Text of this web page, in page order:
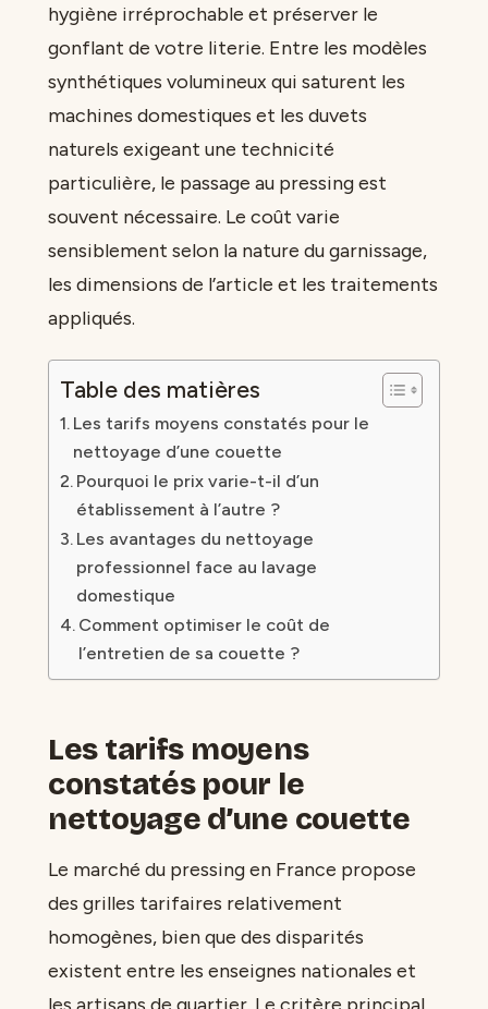
hygiène irréprochable et préserver le
gonflant de votre literie. Entre les modèles
synthétiques volumineux qui saturent les
machines domestiques et les duvets
naturels exigeant une technicité
particulière, le passage au pressing est
souvent nécessaire. Le coût varie
sensiblement selon la nature du garnissage,
les dimensions de l’article et les traitements
appliqués.
Table des matières
Les tarifs moyens constatés pour le
nettoyage d’une couette
Pourquoi le prix varie-t-il d’un
établissement à l’autre ?
Les avantages du nettoyage
professionnel face au lavage
domestique
Comment optimiser le coût de
l’entretien de sa couette ?
Les tarifs moyens
constatés pour le
nettoyage d’une couette
Le marché du pressing en France propose
des grilles tarifaires relativement
homogènes, bien que des disparités
existent entre les enseignes nationales et